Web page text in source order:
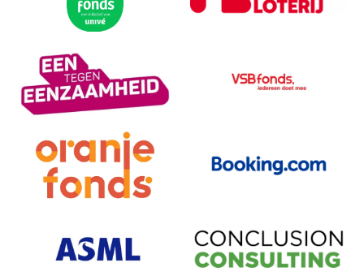
Bezoek partner
Bezoek partner